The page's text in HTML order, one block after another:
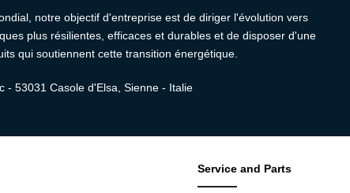
notre objectif d'entreprise est de diriger l'évolution vers
plus résilientes, efficaces et durables et de disposer d'une
qui soutiennent cette transition énergétique.
- 53031 Casole d'Elsa, Sienne - Italie
Service and Parts